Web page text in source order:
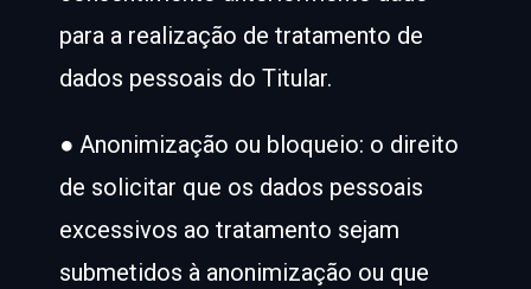
para a realização de tratamento de
dados pessoais do Titular.
● Anonimização ou bloqueio: o direito
de solicitar que os dados pessoais
excessivos ao tratamento sejam
submetidos à anonimização ou que